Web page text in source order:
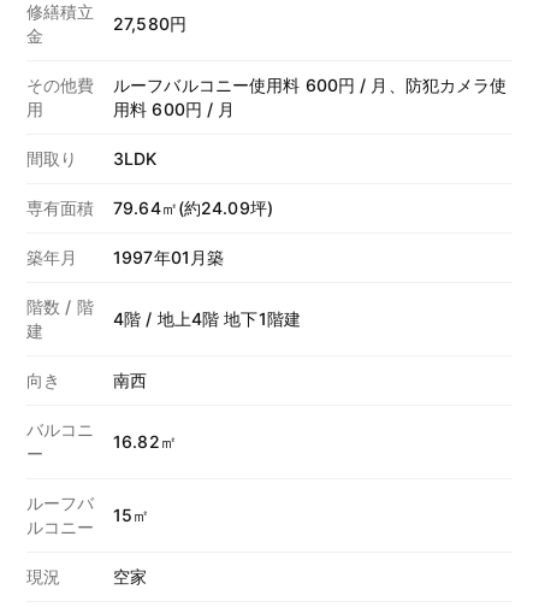
修繕積立
金
27,580円
その他費
用
ルーフバルコニー使用料 600円 / 月、防犯カメラ使
用料 600円 / 月
間取り 3LDK
専有面積 79.64㎡(約24.09坪)
築年月 1997年01月築
階数 / 階
建
4階 / 地上4階 地下1階建
向き 南西
バルコニ
ー
16.82㎡
ルーフバ
ルコニー
15㎡
現況 空家